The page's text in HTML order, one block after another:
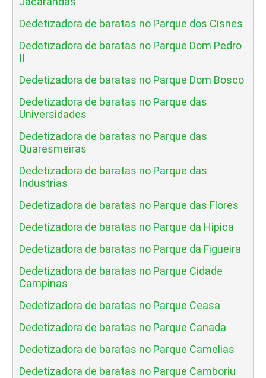
Dedetizadora de baratas no Parque dos Cisnes
Dedetizadora de baratas no Parque Dom Pedro
II
Dedetizadora de baratas no Parque Dom Bosco
Dedetizadora de baratas no Parque das
Universidades
Dedetizadora de baratas no Parque das
Quaresmeiras
Dedetizadora de baratas no Parque das
Industrias
Dedetizadora de baratas no Parque das Flores
Dedetizadora de baratas no Parque da Hipica
Dedetizadora de baratas no Parque da Figueira
Dedetizadora de baratas no Parque Cidade
Campinas
Dedetizadora de baratas no Parque Ceasa
Dedetizadora de baratas no Parque Canada
Dedetizadora de baratas no Parque Camelias
Dedetizadora de baratas no Parque Camboriu